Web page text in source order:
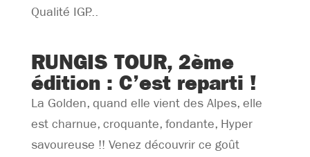
Qualité IGP...
RUNGIS TOUR, 2ème
édition : C’est reparti !
La Golden, quand elle vient des Alpes, elle
est charnue, croquante, fondante, Hyper
savoureuse !! Venez découvrir ce goût